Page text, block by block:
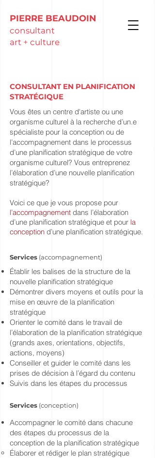
PIERRE BEAUDOIN
consultant
art + culture
CONSULTANT EN PLANIFICATION
STRATÉGIQUE
Vous êtes un centre d'artiste ou une
organisme culturel à la recherche d’un.e
spécialiste pour la conception ou de
l’accompagnement dans le processus
d’une planification stratégique de votre
organisme culturel? Vous entreprenez
l’élaboration d’une nouvelle planification
stratégique?
​Voici ce que je vous propose pour
l’accompagnement dans l’élaboration
d’une planification stratégique et pour la
conception d’une planification stratégique.
Services (accompagnement)
Établir les balises de la structure de la
nouvelle planification stratégique
Démontrer divers moyens et outils pour la
mise en œuvre de la planification
stratégique
Orienter le comité dans le travail de
l’élaboration de la planification stratégique
(grands axes, orientations, objectifs,
actions, moyens)
Conseiller et guider le comité dans les
prises de décision à l’égard du contenu
Suivis dans les étapes du processus
Services (conception)
Accompagner le comité dans chacune
des étapes du processus de la
conception de la planification stratégique
Élaborer et rédiger le plan stratégique